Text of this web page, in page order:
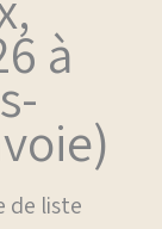
à
de liste